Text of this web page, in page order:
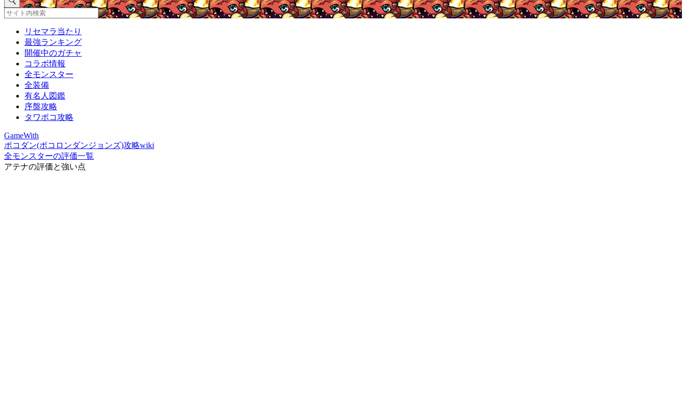
リセマラ当たり
最強ランキング
開催中のガチャ
コラボ情報
全モンスター
全装備
有名人図鑑
序盤攻略
タワポコ攻略
GameWith
ポコダン(ポコロンダンジョンズ)攻略wiki
全モンスターの評価一覧
アテナの評価と強い点